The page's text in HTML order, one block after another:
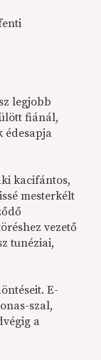
legjobb
fiánál,
édesapja
kacifántos,
mesterkélt
vezető
tunéziai,
E-
szal,
a